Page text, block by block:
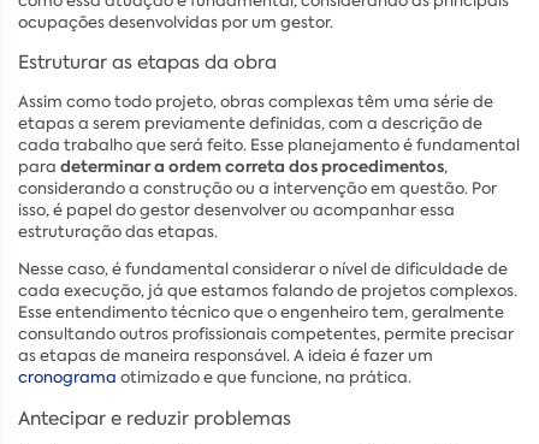
ocupações desenvolvidas por um gestor.
Estruturar as etapas da obra
Assim como todo projeto, obras complexas têm uma série de
etapas a serem previamente definidas, com a descrição de
cada trabalho que será feito. Esse planejamento é fundamental
para determinar a ordem correta dos procedimentos,
considerando a construção ou a intervenção em questão. Por
isso, é papel do gestor desenvolver ou acompanhar essa
estruturação das etapas.
Nesse caso, é fundamental considerar o nível de dificuldade de
cada execução, já que estamos falando de projetos complexos.
Esse entendimento técnico que o engenheiro tem, geralmente
consultando outros profissionais competentes, permite precisar
as etapas de maneira responsável. A ideia é fazer um
cronograma otimizado e que funcione, na prática.
Antecipar e reduzir problemas